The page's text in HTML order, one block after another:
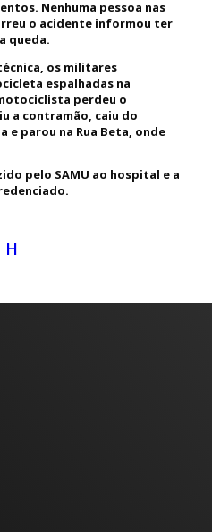
Nenhuma pessoa nas
o acidente informou ter
queda.
os militares
espalhadas na
perdeu o
a contramão, caiu do
e parou na Rua Beta, onde
pelo SAMU ao hospital e a
H